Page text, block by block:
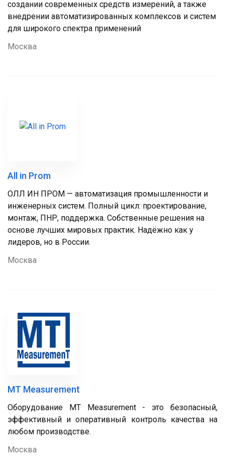
создании современных средств измерений, а также
внедрении автоматизированных комплексов и систем
для широкого спектра применений
Москва
All in Prom
ОЛЛ ИН ПРОМ — автоматизация промышленности и
инженерных систем. Полный цикл: проектирование,
монтаж, ПНР, поддержка. Собственные решения на
основе лучших мировых практик. Надёжно как у
лидеров, но в России.
Москва
MT Measurement
Оборудование MT Measurement - это безопасный,
эффективный и оперативный контроль качества на
любом производстве.
Москва